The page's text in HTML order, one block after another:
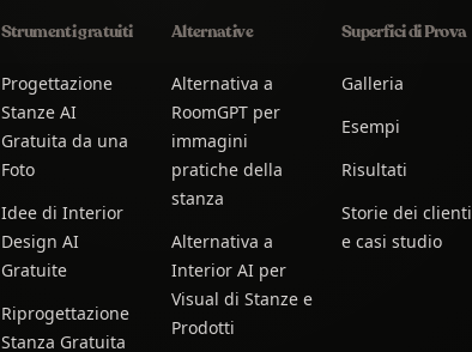
Strumenti gratuiti
Progettazione
Stanze AI
Gratuita da una
Foto
Idee di Interior
Design AI
Gratuite
Riprogettazione
Stanza Gratuita
Alternative
Alternativa a
RoomGPT per
immagini
pratiche della
stanza
Alternativa a
Interior AI per
Visual di Stanze e
Prodotti
Superfici di Prova
Galleria
Esempi
Risultati
Storie dei clienti
e casi studio